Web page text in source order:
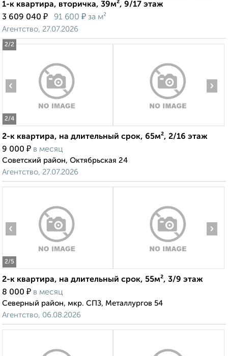
2/2
1-к квартира, вторичка, 39м², 9/17 этаж
3 609 040 ₽ 91 600 ₽ за м²
Агентство, 27.07.2026
2/4
‹ ›
2-к квартира, на длительный срок, 65м², 2/16 этаж
9 000 ₽ в месяц
Советский район, Октябрьская 24
Агентство, 27.07.2026
2/5
‹ ›
2-к квартира, на длительный срок, 55м², 3/9 этаж
8 000 ₽ в месяц
Северный район, мкр. СПЗ, Металлургов 54
Агентство, 06.08.2026